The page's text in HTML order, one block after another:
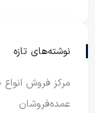
نوشته‌های تازه
مرکز فروش
عمده‌فروشان